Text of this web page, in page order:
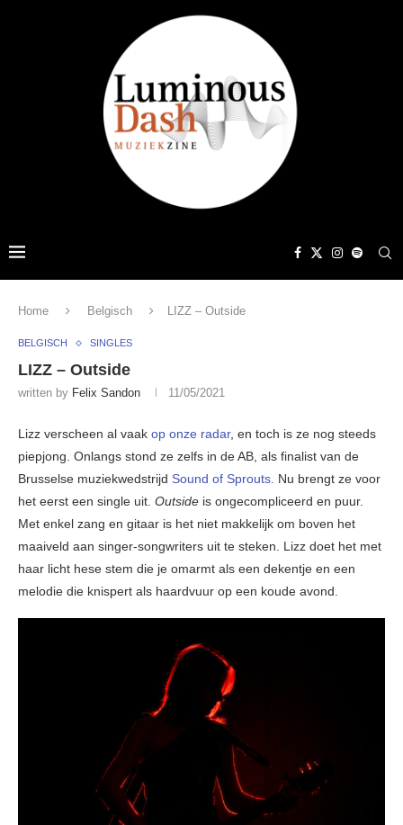
Home Belgisch LIZZ – Outside
BELGISCH SINGLES
LIZZ – Outside
written by Felix Sandon 11/05/2021
Lizz verscheen al vaak op onze radar, en toch is ze nog steeds
piepjong. Onlangs stond ze zelfs in de AB, als finalist van de
Brusselse muziekwedstrijd Sound of Sprouts. Nu brengt ze voor
het eerst een single uit. Outside is ongecompliceerd en puur.
Met enkel zang en gitaar is het niet makkelijk om boven het
maaiveld aan singer-songwriters uit te steken. Lizz doet het met
haar licht hese stem die je omarmt als een dekentje en een
melodie die knispert als haardvuur op een koude avond.